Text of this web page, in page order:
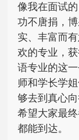
像我在面试
功不唐捐，
实、丰富而
欢的专业，
语专业的这
师和学长学
够去到真心向
希望大家最
都能到达。